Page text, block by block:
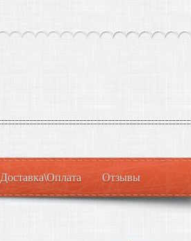
Доставка\Оплата Отзывы